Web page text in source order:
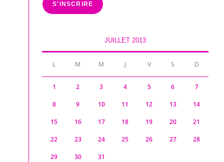
S'INSCRIRE
JUILLET 2013
L M M J V S D
1 2 3 4 5 6 7
8 9 10 11 12 13 14
15 16 17 18 19 20 21
22 23 24 25 26 27 28
29 30 31